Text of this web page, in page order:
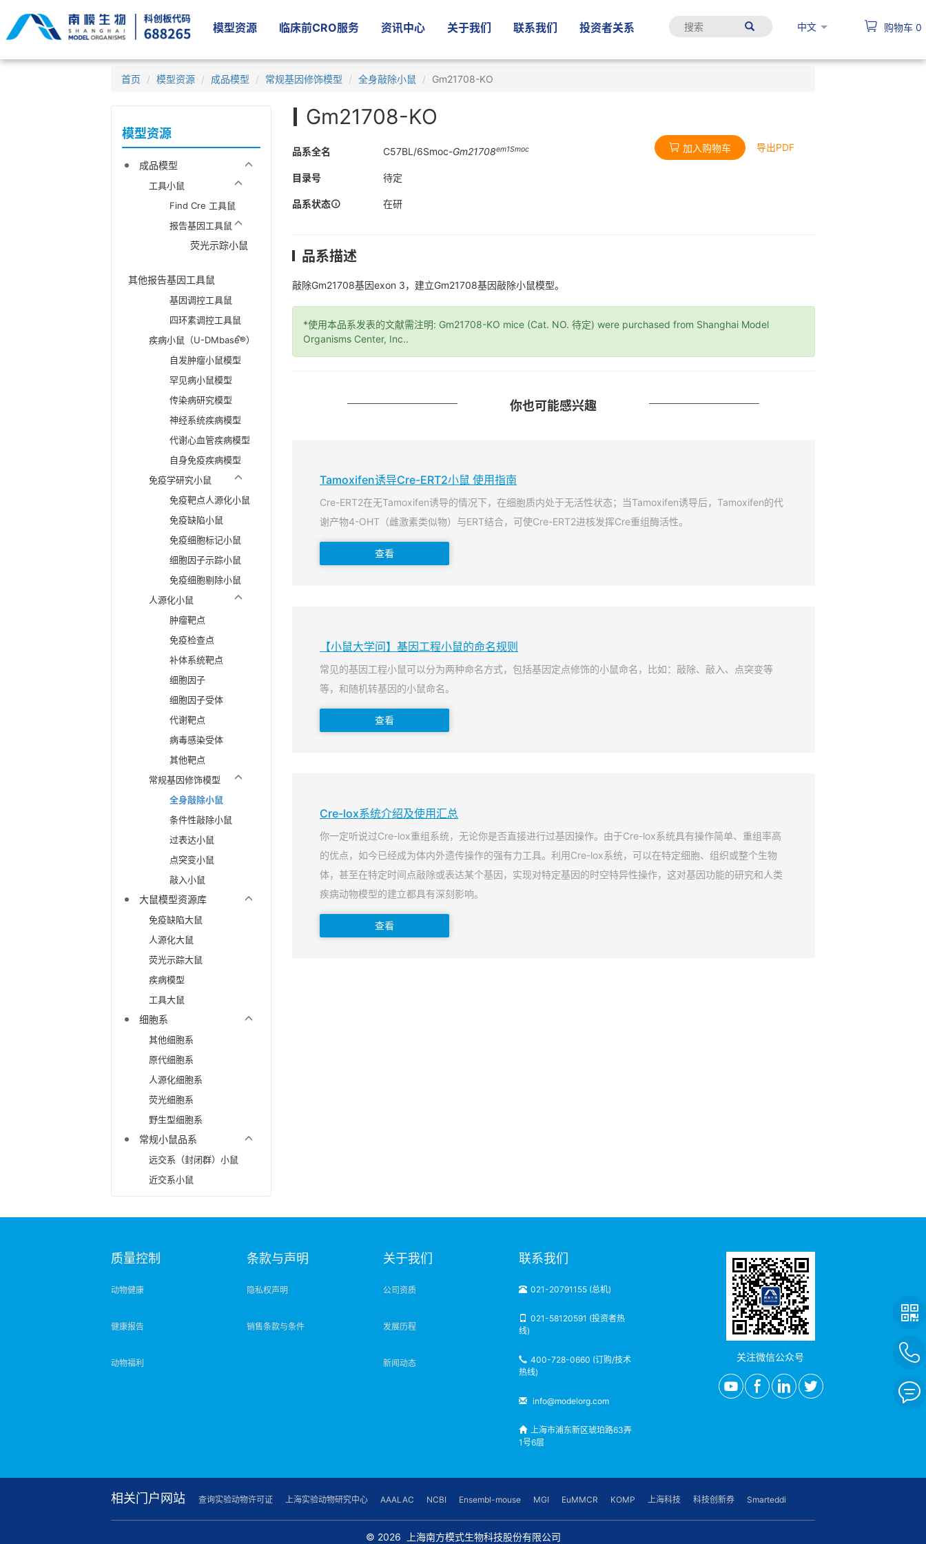
模型资源 临床前CRO服务 资讯中心 关于我们 联系我们 投资者关系 中文 购物车 0
首页 模型资源 成品模型 常规基因修饰模型 全身敲除小鼠 Gm21708-KO
模型资源
成品模型
工具小鼠
Find Cre 工具鼠
报告基因工具鼠
荧光示踪小鼠
其他报告基因工具鼠
基因调控工具鼠
四环素调控工具鼠
疾病小鼠（U-DMbase®）
自发肿瘤小鼠模型
罕见病小鼠模型
传染病研究模型
神经系统疾病模型
代谢心血管疾病模型
自身免疫疾病模型
免疫学研究小鼠
免疫靶点人源化小鼠
免疫缺陷小鼠
免疫细胞标记小鼠
细胞因子示踪小鼠
免疫细胞剔除小鼠
人源化小鼠
肿瘤靶点
免疫检查点
补体系统靶点
细胞因子
细胞因子受体
代谢靶点
病毒感染受体
其他靶点
常规基因修饰模型
全身敲除小鼠
条件性敲除小鼠
过表达小鼠
点突变小鼠
敲入小鼠
大鼠模型资源库
免疫缺陷大鼠
人源化大鼠
荧光示踪大鼠
疾病模型
工具大鼠
细胞系
其他细胞系
原代细胞系
人源化细胞系
荧光细胞系
野生型细胞系
常规小鼠品系
远交系（封闭群）小鼠
近交系小鼠
Gm21708-KO
品系全名 C57BL/6Smoc-Gm21708em1Smoc
目录号 待定
品系状态 在研
加入购物车 导出PDF
品系描述
敲除Gm21708基因exon 3，建立Gm21708基因敲除小鼠模型。
*使用本品系发表的文献需注明: Gm21708-KO mice (Cat. NO. 待定) were purchased from Shanghai Model
Organisms Center, Inc..
你也可能感兴趣
Tamoxifen诱导Cre-ERT2小鼠 使用指南
Cre-ERT2在无Tamoxifen诱导的情况下，在细胞质内处于无活性状态；当Tamoxifen诱导后，Tamoxifen的代
谢产物4-OHT（雌激素类似物）与ERT结合，可使Cre-ERT2进核发挥Cre重组酶活性。
查看
【小鼠大学问】基因工程小鼠的命名规则
常见的基因工程小鼠可以分为两种命名方式，包括基因定点修饰的小鼠命名，比如：敲除、敲入、点突变等
等，和随机转基因的小鼠命名。
查看
Cre-lox系统介绍及使用汇总
你一定听说过Cre-lox重组系统，无论你是否直接进行过基因操作。由于Cre-lox系统具有操作简单、重组率高
的优点，如今已经成为体内外遗传操作的强有力工具。利用Cre-lox系统，可以在特定细胞、组织或整个生物
体，甚至在特定时间点敲除或表达某个基因，实现对特定基因的时空特异性操作，这对基因功能的研究和人类
疾病动物模型的建立都具有深刻影响。
查看
质量控制
动物健康
健康报告
动物福利
条款与声明
隐私权声明
销售条款与条件
关于我们
公司资质
发展历程
新闻动态
联系我们
021-20791155 (总机)
021-58120591 (投资者热
线)
400-728-0660 (订购/技术
热线)
info@modelorg.com
上海市浦东新区琥珀路63弄
1号6层
关注微信公众号
相关门户网站 查询实验动物许可证 上海实验动物研究中心 AAALAC NCBI Ensembl-mouse MGI EuMMCR KOMP 上海科技 科技创新券 Smarteddi
© 2026 上海南方模式生物科技股份有限公司